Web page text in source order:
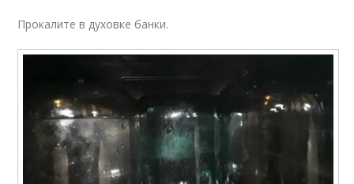
Прокалите в духовке банки.